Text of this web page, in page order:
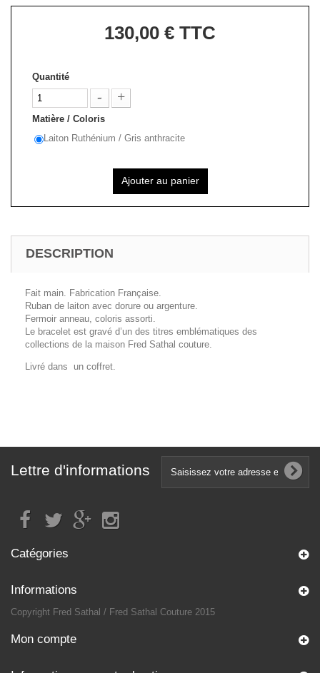
130,00 € TTC
Quantité
Matière / Coloris
Laiton Ruthénium / Gris anthracite
Ajouter au panier
DESCRIPTION
Fait main. Fabrication Française.
Ruban de laiton avec dorure ou argenture.
Fermoir anneau, coloris assorti.
Le bracelet est gravé d’un des titres emblématiques des
collections de la maison Fred Sathal couture.
Livré dans un coffret.
Lettre d'informations
Catégories
Informations
Copyright Fred Sathal / Fred Sathal Couture 2015
Mon compte